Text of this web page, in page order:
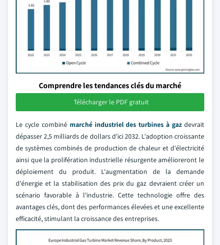
Comprendre les tendances clés du marché
Télécharger le PDF gratuit
Le cycle combiné marché industriel des turbines à gaz devrait
dépasser 2,5 milliards de dollars d'ici 2032. L'adoption croissante
de systèmes combinés de production de chaleur et d'électricité
ainsi que la prolifération industrielle résurgente amélioreront le
déploiement du produit. L'augmentation de la demande
d'énergie et la stabilisation des prix du gaz devraient créer un
scénario favorable à l'industrie. Cette technologie offre des
avantages clés, dont des performances élevées et une excellente
efficacité, stimulant la croissance des entreprises.